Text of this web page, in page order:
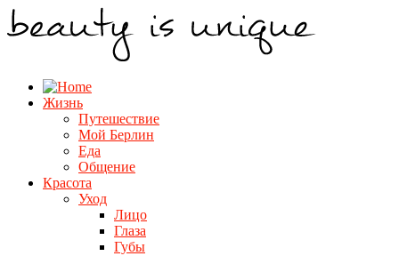
Жизнь
Путешествие
Мой Берлин
Еда
Общение
Красота
Уход
Лицо
Глаза
Губы